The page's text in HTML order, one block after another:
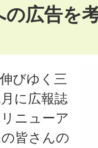
の広告を
びゆく三
に広報誌
ニューア
皆さんの